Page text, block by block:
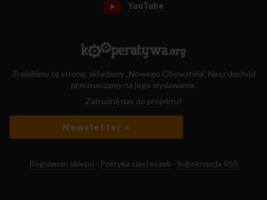
YouTube
Zrobiliśmy tę stronę, składamy „Nowego Obywatela”. Nasz dochód
przeznaczamy na jego wydawanie.
Zatrudnij nas do projektu!
Newsletter »
Regulamin sklepu · Polityka ciasteczek · Subskrypcja RSS